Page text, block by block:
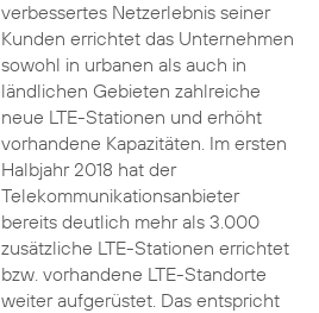
verbessertes Netzerlebnis seiner
Kunden errichtet das Unternehmen
sowohl in urbanen als auch in
ländlichen Gebieten zahlreiche
neue LTE-Stationen und erhöht
vorhandene Kapazitäten. Im ersten
Halbjahr 2018 hat der
Telekommunikationsanbieter
bereits deutlich mehr als 3.000
zusätzliche LTE-Stationen errichtet
bzw. vorhandene LTE-Standorte
weiter aufgerüstet. Das entspricht